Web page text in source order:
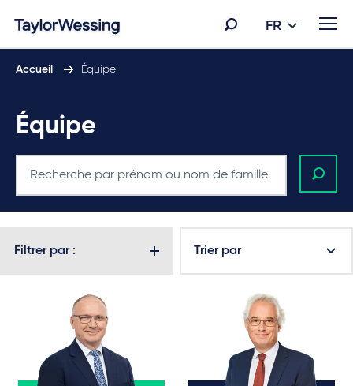
FR
Accueil Équipe
Équipe
Filtrer par : Trier par